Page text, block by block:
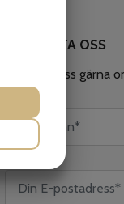
KONTAKTA OSS
Kontakta oss gärna